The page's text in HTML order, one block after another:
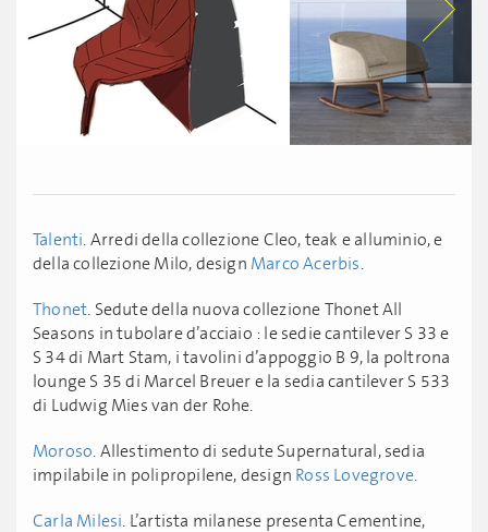
Talenti. Arredi della collezione Cleo, teak e alluminio, e
della collezione Milo, design Marco Acerbis.
Thonet. Sedute della nuova collezione Thonet All
Seasons in tubolare d’acciaio : le sedie cantilever S 33 e
S 34 di Mart Stam, i tavolini d’appoggio B 9, la poltrona
lounge S 35 di Marcel Breuer e la sedia cantilever S 533
di Ludwig Mies van der Rohe.
Moroso. Allestimento di sedute Supernatural, sedia
impilabile in polipropilene, design Ross Lovegrove.
Carla Milesi. L’artista milanese presenta Cementine,